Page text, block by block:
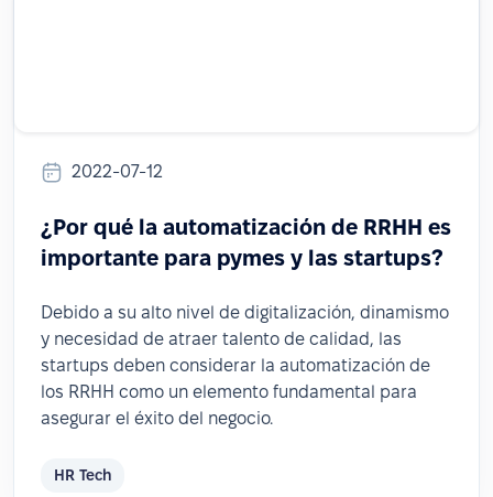
2022-07-12
¿Por qué la automatización de RRHH es
importante para pymes y las startups?
Debido a su alto nivel de digitalización, dinamismo
y necesidad de atraer talento de calidad, las
startups deben considerar la automatización de
los RRHH como un elemento fundamental para
asegurar el éxito del negocio.
HR Tech